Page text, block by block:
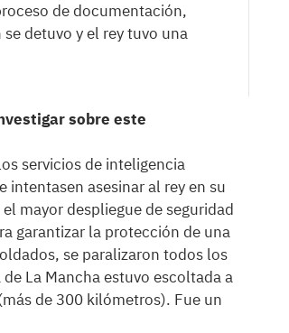
de documentación,
detuvo y el rey tuvo una
sobre este
servicios de inteligencia
asesinar al rey en su
mayor despliegue de seguridad
garantizar la protección de una
se paralizaron todos los
La Mancha estuvo escoltada a
de 300 kilómetros). Fue un